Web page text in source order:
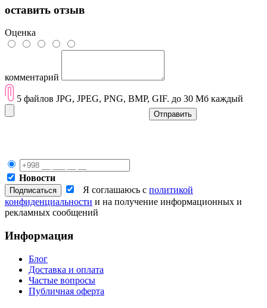
оставить отзыв
Оценка
комментарий
5 файлов JPG, JPEG, PNG, BMP, GIF. до 30 Мб каждый
Отправить
Новости
Я соглашаюсь с политикой
конфиденциальности и на получение информационных и
рекламных сообщений
Информация
Блог
Доставка и оплата
Частые вопросы
Публичная оферта